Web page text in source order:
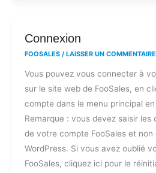
Connexion
FOOSALES / LAISSER UN COMMENTAIRE
Vous pouvez vous connecter à
sur le site web de FooSales, en
compte dans le menu principal
Remarque : vous devez saisir les
de votre compte FooSales et
WordPress. Si vous avez oublié
FooSales, cliquez ici pour le
Connexion